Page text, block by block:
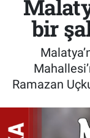
bir
Ramazan